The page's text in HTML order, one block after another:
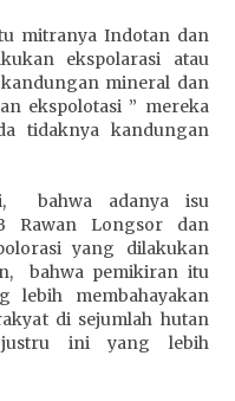
mitranya Indotan dan
ekspolarasi atau
mineral dan
ekspolotasi ” mereka
tidaknya kandungan
bahwa adanya isu
Rawan Longsor dan
yang dilakukan
bahwa pemikiran itu
lebih membahayakan
di sejumlah hutan
ini yang lebih